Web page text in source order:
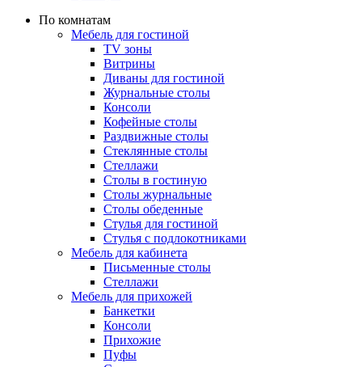
По комнатам
Мебель для гостиной
TV зоны
Витрины
Диваны для гостиной
Журнальные столы
Консоли
Кофейные столы
Раздвижные столы
Стеклянные столы
Стеллажи
Столы в гостиную
Столы журнальные
Столы обеденные
Стулья для гостиной
Стулья с подлокотниками
Мебель для кабинета
Письменные столы
Стеллажи
Мебель для прихожей
Банкетки
Консоли
Прихожие
Пуфы